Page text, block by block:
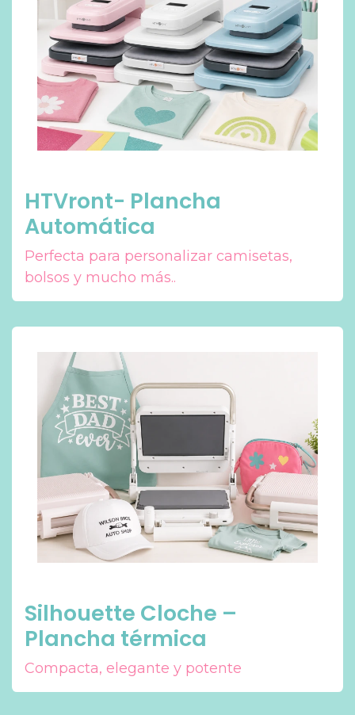
HTVront- Plancha
Automática
Perfecta para personalizar camisetas,
bolsos y mucho más..
Silhouette Cloche –
Plancha térmica
Compacta, elegante y potente